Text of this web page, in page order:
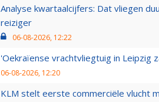
Analyse kwartaalcijfers: Dat vliegen
reiziger
06-08-2026, 12:22
'Oekraïense vrachtvliegtuig in Leipzig
06-08-2026, 12:20
KLM stelt eerste commerciële vlucht